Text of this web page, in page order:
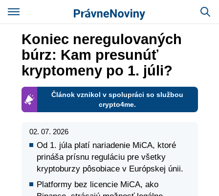
Koniec neregulovaných
búrz: Kam presunúť
kryptomeny po 1. júli?
Článok vznikol v spolupráci so službou
crypto4me.
02. 07. 2026
Od 1. júla platí nariadenie MiCA, ktoré
prináša prísnu reguláciu pre všetky
kryptoburzy pôsobiace v Európskej únii.
Platformy bez licencie MiCA, ako